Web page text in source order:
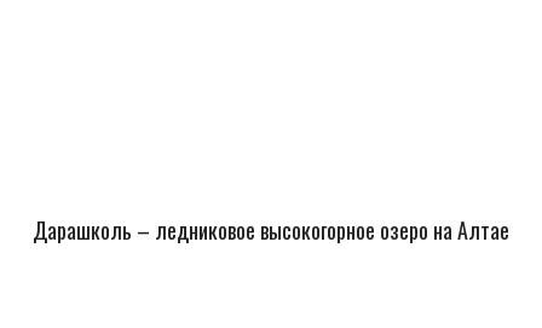
Дарашколь – ледниковое высокогорное озеро на Алтае